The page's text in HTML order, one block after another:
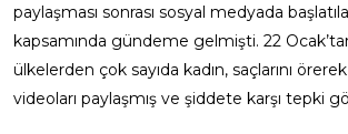
paylaşması sonrası sosyal medyada
kapsamında gündeme gelmişti. 22
ülkelerden çok sayıda kadın, saçlarını
videoları paylaşmış ve şiddete karşı tepki